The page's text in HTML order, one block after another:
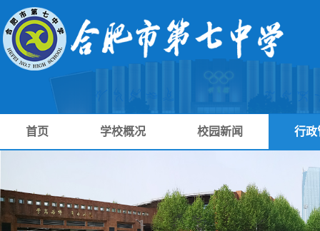
首页 学校概况 校园新闻 行政